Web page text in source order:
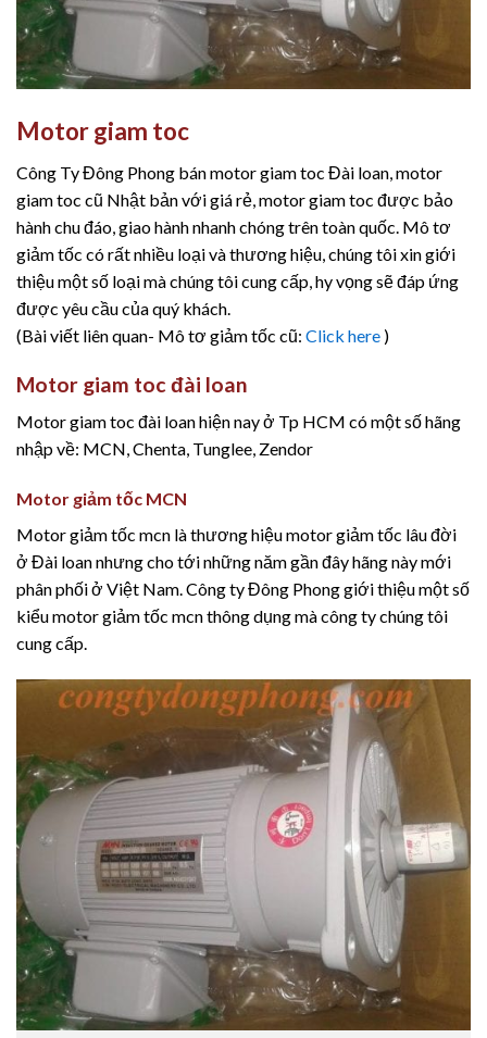
Motor giam toc
Công Ty Đông Phong bán motor giam toc Đài loan, motor
giam toc cũ Nhật bản với giá rẻ, motor giam toc được bảo
hành chu đáo, giao hành nhanh chóng trên toàn quốc. Mô tơ
giảm tốc có rất nhiều loại và thương hiệu, chúng tôi xin giới
thiệu một số loại mà chúng tôi cung cấp, hy vọng sẽ đáp ứng
được yêu cầu của quý khách.
(Bài viết liên quan- Mô tơ giảm tốc cũ: Click here )
Motor giam toc đài loan
Motor giam toc đài loan hiện nay ở Tp HCM có một số hãng
nhập về: MCN, Chenta, Tunglee, Zendor
Motor giảm tốc MCN
Motor giảm tốc mcn là thương hiệu motor giảm tốc lâu đời
ở Đài loan nhưng cho tới những năm gần đây hãng này mới
phân phối ở Việt Nam. Công ty Đông Phong giới thiệu một số
kiểu motor giảm tốc mcn thông dụng mà công ty chúng tôi
cung cấp.